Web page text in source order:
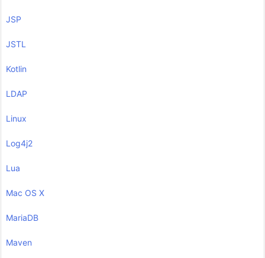
JSP
JSTL
Kotlin
LDAP
Linux
Log4j2
Lua
Mac OS X
MariaDB
Maven